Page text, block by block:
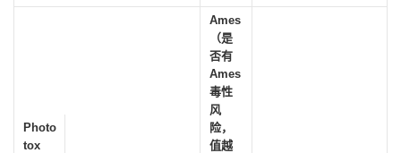
Photo
tox
Ames
（是
否有
Ames
毒性
风
险，
值越